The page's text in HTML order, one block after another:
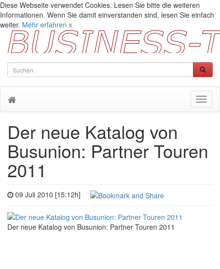
Diese Webseite verwendet Cookies. Lesen Sie bitte die weiteren
Informationen. Wenn Sie damit einverstanden sind, lesen Sie einfach
weiter. Mehr erfahren x
Der neue Katalog von
Busunion: Partner Touren
2011
09 Juli 2010 [15:12h]
Der neue Katalog von Busunion: Partner Touren 2011